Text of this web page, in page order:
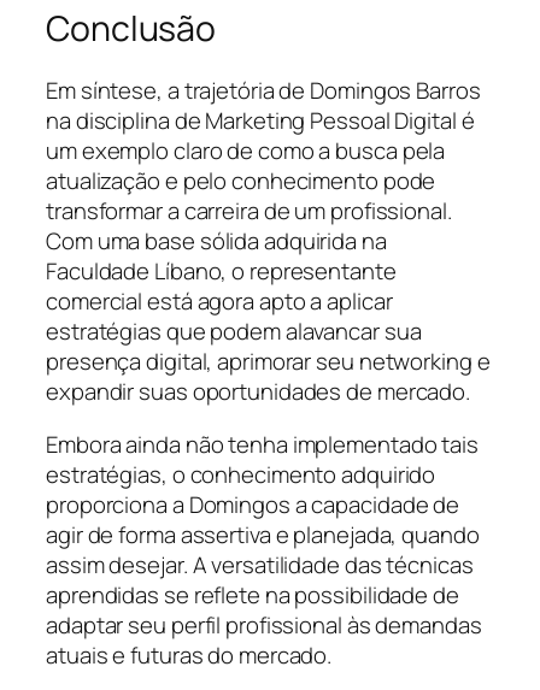
Conclusão
Em síntese, a trajetória de Domingos Barros
na disciplina de Marketing Pessoal Digital é
um exemplo claro de como a busca pela
atualização e pelo conhecimento pode
transformar a carreira de um profissional.
Com uma base sólida adquirida na
Faculdade Líbano, o representante
comercial está agora apto a aplicar
estratégias que podem alavancar sua
presença digital, aprimorar seu networking e
expandir suas oportunidades de mercado.
Embora ainda não tenha implementado tais
estratégias, o conhecimento adquirido
proporciona a Domingos a capacidade de
agir de forma assertiva e planejada, quando
assim desejar. A versatilidade das técnicas
aprendidas se reflete na possibilidade de
adaptar seu perfil profissional às demandas
atuais e futuras do mercado.